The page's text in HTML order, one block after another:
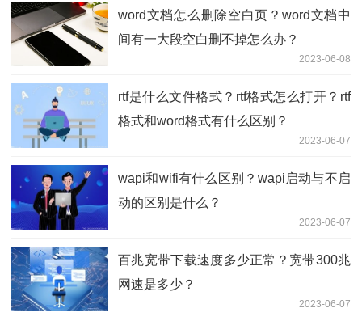
word文档怎么删除空白页？word文档中
间有一大段空白删不掉怎么办？
2023-06-08
rtf是什么文件格式？rtf格式怎么打开？rtf
格式和word格式有什么区别？
2023-06-07
wapi和wifi有什么区别？wapi启动与不启
动的区别是什么？
2023-06-07
百兆宽带下载速度多少正常？宽带300兆
网速是多少？
2023-06-07